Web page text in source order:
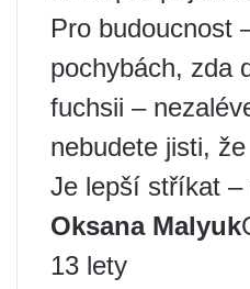
Pro budoucnost
pochybách, zda
fuchsii –
nebudete jisti,
Je lepší stříkat
Oksana Malyuk
13 lety